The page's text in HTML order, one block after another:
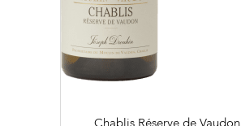
Chablis Réserve de Vaudon